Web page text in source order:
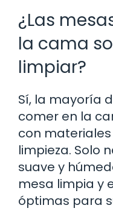
¿Las
la cama
limpiar?
Sí, la mayoría
comer en la
con
limpieza. Solo
suave y
mesa limpia y
óptimas para